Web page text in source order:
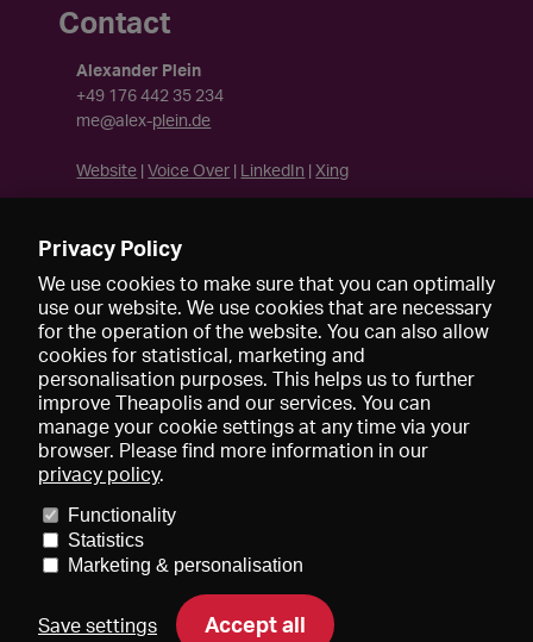
Contact
Alexander Plein
+49 176 442 35 234
me@alex-plein.de
Website |Voice Over | LinkedIn |Xing
About us
Imprint
Privacy Policy
We use cookies to make sure that you can optimally
use our website. We use cookies that are necessary
for the operation of the website. You can also allow
cookies for statistical, marketing and
personalisation purposes. This helps us to further
improve Theapolis and our services. You can
manage your cookie settings at any time via your
browser. Please find more information in our
privacy policy.
Functionality
Statistics
Marketing & personalisation
Save settings Accept all